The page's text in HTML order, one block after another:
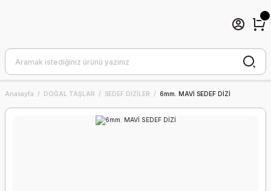
Anasayfa DOĞAL TAŞLAR SEDEF DİZİLER 6mm. MAVİ SEDEF DİZİ